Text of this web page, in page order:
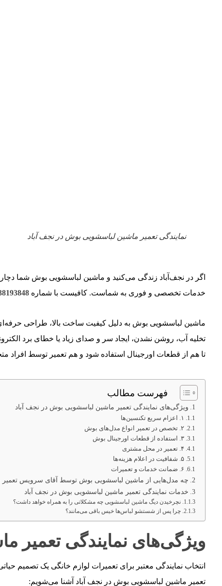
نمایندگی تعمیر ماشین لباسشویی بوش در نجف آباد
اگر در نجف‌آباد زندگی می‌کنید و ماشین لباسشویی بوش شما دچار
خدمات تخصصی و فوری به شماست. کافیست با شماره
ماشین لباسشویی بوش به دلیل کیفیت ساخت بالا، طراحی
تخلیه آب، روشن نشدن، ایجاد سر و صدای زیاد یا خطای برد
تا هم از قطعات اورجینال استفاده شود و هم تعمیر توسط افراد
فهرست مطالب
ویژگی‌های نمایندگی تعمیر ماشین لباسشویی بوش در نجف‌ آباد
۱. اعزام سریع تکنسین‌ها
۲. تخصص در تعمیر انواع مدل‌های بوش
۳. استفاده از قطعات اورجینال بوش
۴. تعمیر در محل مشتری
۵. شفافیت در اعلام هزینه‌ها
۶. ضمانت خدمات و تعمیرات
چه مدل‌هایی از ماشین لباسشویی بوش توسط آقای سرویس
خدمات نمایندگی تعمیر ماشین لباسشویی بوش در نجف‌ آباد
نچرخیدن دیگ ماشین لباسشویی چه مشکلاتی را به همراه خواهد داشت؟
چرا پس از شستشو لباس‌ها خیس باقی می‌مانند؟
ویژگی‌های نمایندگی تعمیر
انتخاب نمایندگی معتبر برای تعمیرات لوازم خانگی یک تصمیم
تعمیر ماشین لباسشویی بوش در نجف‌ آباد آشنا می‌شویم: